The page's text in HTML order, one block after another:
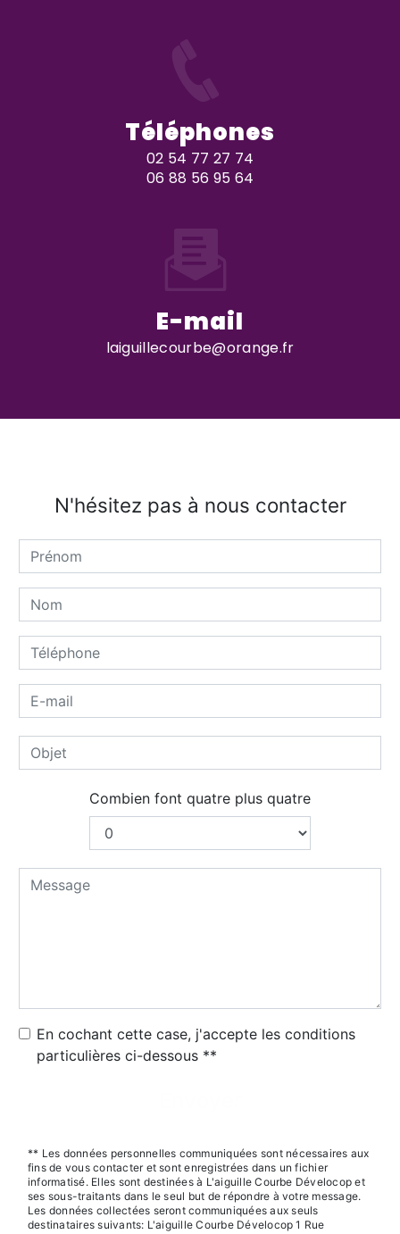
Téléphones
02 54 77 27 74
06 88 56 95 64
E-mail
laiguillecourbe@orange.fr
N'hésitez pas à nous contacter
Combien font quatre plus quatre
En cochant cette case, j'accepte les conditions
particulières ci-dessous **
** Les données personnelles communiquées sont nécessaires aux
fins de vous contacter et sont enregistrées dans un fichier
informatisé. Elles sont destinées à L'aiguille Courbe Dévelocop et
ses sous-traitants dans le seul but de répondre à votre message.
Les données collectées seront communiquées aux seuls
destinataires suivants: L'aiguille Courbe Dévelocop 1 Rue